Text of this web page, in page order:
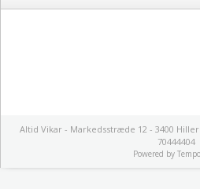
Altid Vikar - Markedsstræde 12 - 3400
70444404
Powered by